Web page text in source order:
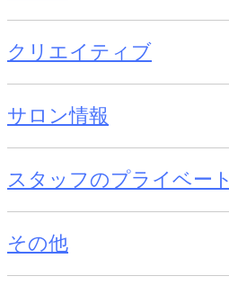
クリエイティブ
サロン情報
スタッフのプライベート
その他